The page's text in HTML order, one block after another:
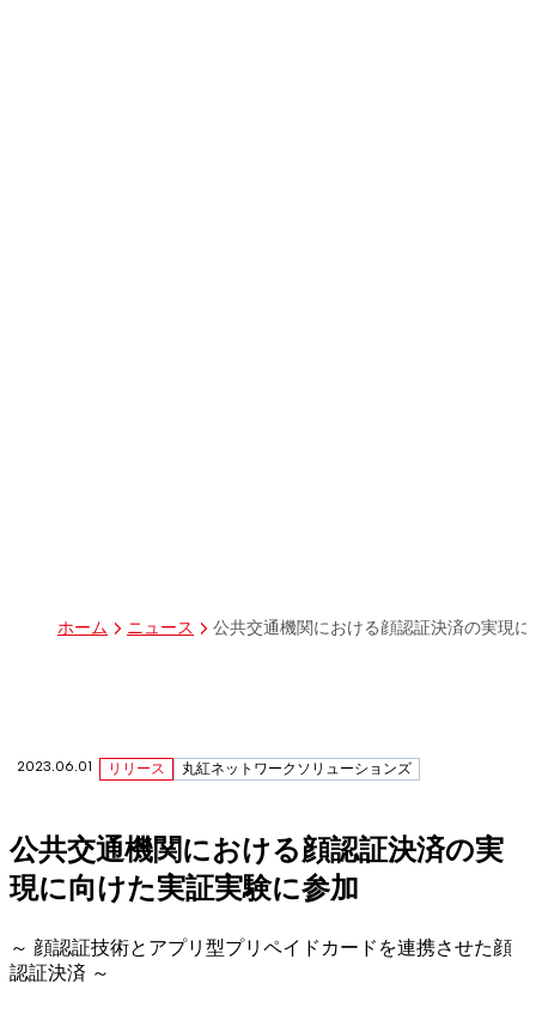
ホーム ニュース 公共交通機関における顔認証決済の実現
2023.06.01 リリース 丸紅ネットワークソリューションズ
公共交通機関における顔認証決済の実
現に向けた実証実験に参加
～ 顔認証技術とアプリ型プリペイドカードを連携させた顔
認証決済 ～